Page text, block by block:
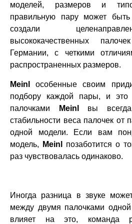
моделей, размеров и
правильную пару может быть
создали
высококачественных
Германии, с четкими
распространенных размеров.
Meinl
особенные своим
подбору каждой пары, и
палочками
Meinl
вы
стабильности веса палочек от
одной модели. Если вам
модель,
Meinl
позаботится о
раз чувствовалась одинаково.
Иногда разница в звуке
между двумя палочками
влияет на это, команда